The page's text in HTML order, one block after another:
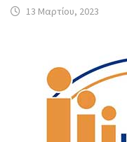
13 Μαρτίου, 2023